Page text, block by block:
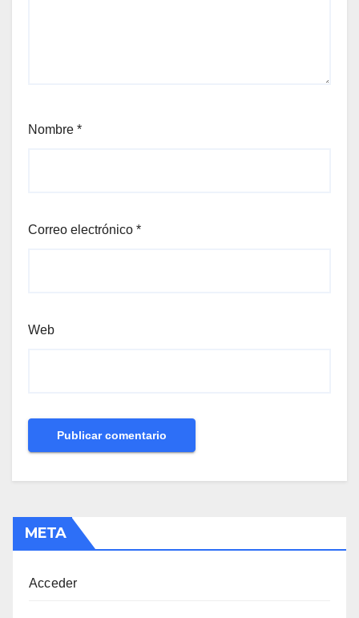
Nombre *
Correo electrónico *
Web
META
Acceder